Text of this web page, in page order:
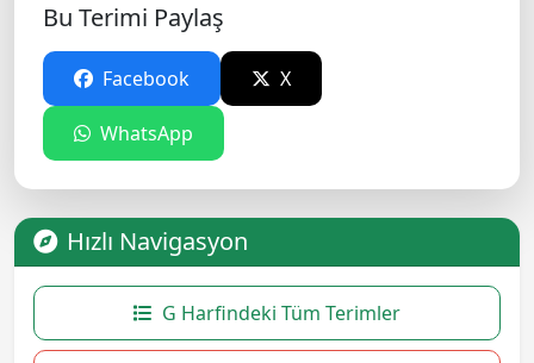
Bu Terimi Paylaş
Facebook X
WhatsApp
Hızlı Navigasyon
G Harfindeki Tüm Terimler